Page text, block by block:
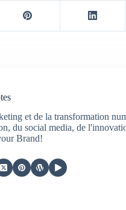
et de la transformation
du social media, de
Brand!